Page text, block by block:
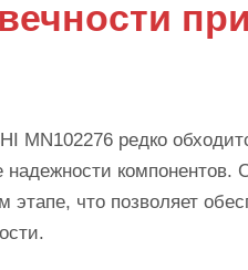
MN102276 редко
компонентов.
что позволяет